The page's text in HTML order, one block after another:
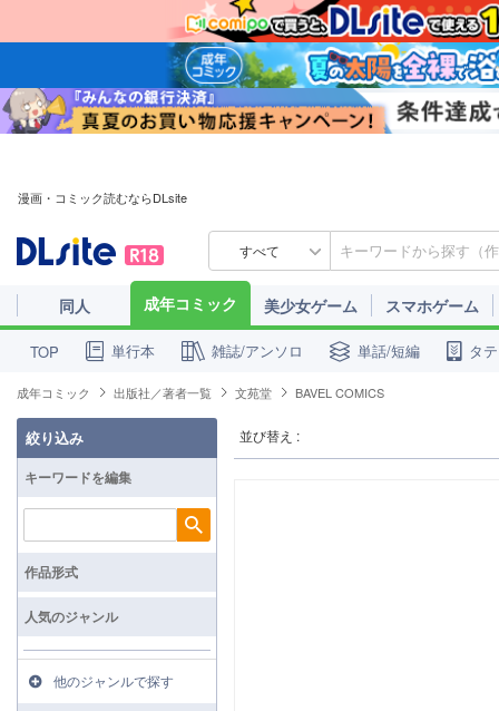
漫画・コミック読むならDLsite
すべて
同人 成年コミック 美少女ゲーム スマホゲーム
TOP 単行本 雑誌/アンソロ 単話/短編 タ
成年コミック 出版社／著者一覧 文苑堂 BAVEL COMICS
並び替え :
絞り込み
キーワードを編集
検索
作品形式
人気のジャンル
他のジャンルで探す